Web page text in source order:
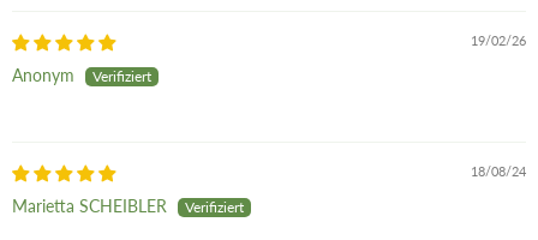
19/02/26
Anonym
18/08/24
Marietta SCHEIBLER